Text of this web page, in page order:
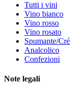
Tutti i vini
Vino bianco
Vino rosso
Vino rosato
Spumante/
Analcolico
Confezioni
Note legali